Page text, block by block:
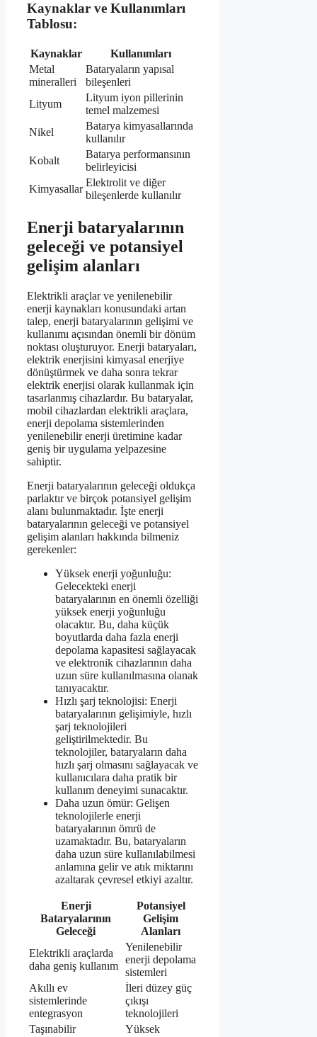
Kaynaklar ve Kullanımları
Tablosu:
Kaynaklar
Kullanımları
Metal
mineralleri
Bataryaların yapısal
bileşenleri
Lityum
Lityum iyon pillerinin
temel malzemesi
Nikel
Batarya kimyasallarında
kullanılır
Kobalt
Batarya performansının
belirleyicisi
Kimyasallar
Elektrolit ve diğer
bileşenlerde kullanılır
Enerji bataryalarının
geleceği ve potansiyel
gelişim alanları
Elektrikli araçlar ve yenilenebilir
enerji kaynakları konusundaki artan
talep, enerji bataryalarının gelişimi ve
kullanımı açısından önemli bir dönüm
noktası oluşturuyor. Enerji bataryaları,
elektrik enerjisini kimyasal enerjiye
dönüştürmek ve daha sonra tekrar
elektrik enerjisi olarak kullanmak için
tasarlanmış cihazlardır. Bu bataryalar,
mobil cihazlardan elektrikli araçlara,
enerji depolama sistemlerinden
yenilenebilir enerji üretimine kadar
geniş bir uygulama yelpazesine
sahiptir.
Enerji bataryalarının geleceği oldukça
parlaktır ve birçok potansiyel gelişim
alanı bulunmaktadır. İşte enerji
bataryalarının geleceği ve potansiyel
gelişim alanları hakkında bilmeniz
gerekenler:
Yüksek enerji yoğunluğu:
Gelecekteki enerji
bataryalarının en önemli özelliği
yüksek enerji yoğunluğu
olacaktır. Bu, daha küçük
boyutlarda daha fazla enerji
depolama kapasitesi sağlayacak
ve elektronik cihazlarının daha
uzun süre kullanılmasına olanak
tanıyacaktır.
Hızlı şarj teknolojisi: Enerji
bataryalarının gelişimiyle, hızlı
şarj teknolojileri
geliştirilmektedir. Bu
teknolojiler, bataryaların daha
hızlı şarj olmasını sağlayacak ve
kullanıcılara daha pratik bir
kullanım deneyimi sunacaktır.
Daha uzun ömür: Gelişen
teknolojilerle enerji
bataryalarının ömrü de
uzamaktadır. Bu, bataryaların
daha uzun süre kullanılabilmesi
anlamına gelir ve atık miktarını
azaltarak çevresel etkiyi azaltır.
Enerji
Bataryalarının
Geleceği
Potansiyel
Gelişim
Alanları
Elektrikli araçlarda
daha geniş kullanım
Yenilenebilir
enerji depolama
sistemleri
Akıllı ev
sistemlerinde
entegrasyon
İleri düzey güç
çıkışı
teknolojileri
Taşınabilir
Yüksek